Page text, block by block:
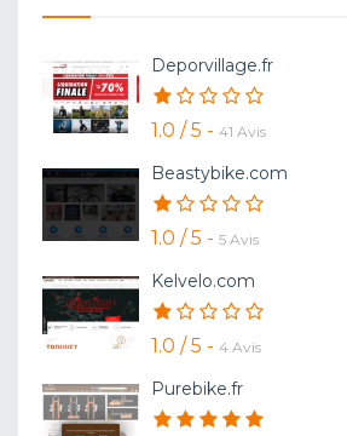
Deporvillage.fr
1.0 / 5 - 41 Avis
Beastybike.com
1.0 / 5 - 5 Avis
Kelvelo.com
1.0 / 5 - 4 Avis
Purebike.fr